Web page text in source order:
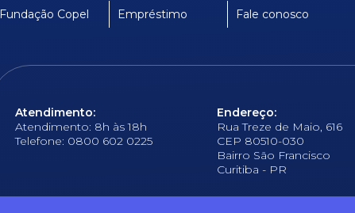
Fundação Copel Empréstimo Fale conosco
Atendimento:
Atendimento: 8h às 18h
Telefone: 0800 602 0225
Endereço:
Rua Treze de Maio, 616
CEP 80510-030
Bairro São Francisco
Curitiba - PR